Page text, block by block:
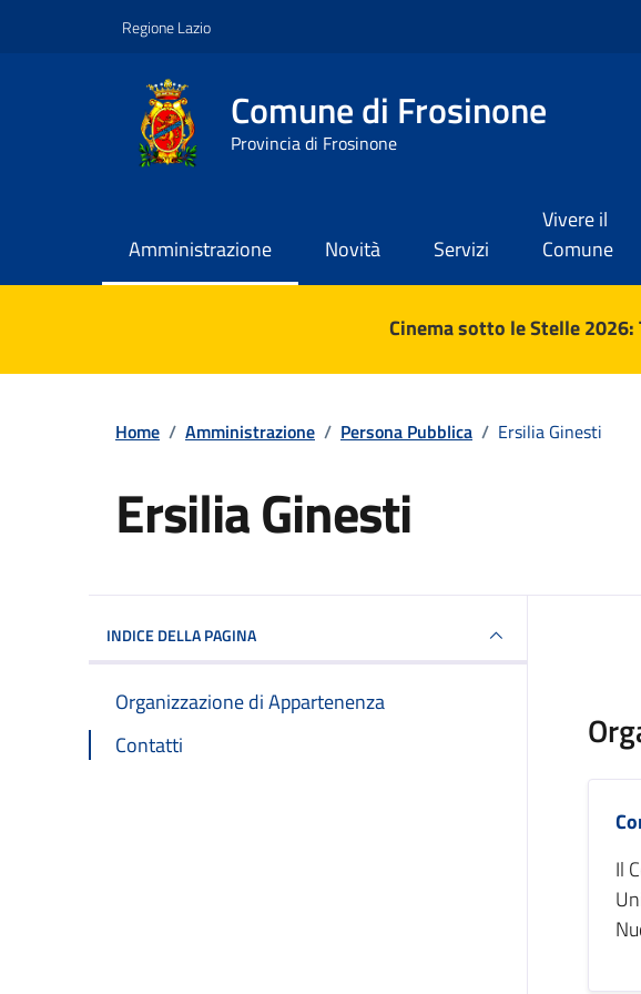
Regione Lazio
Comune di Frosinone
Provincia di Frosinone
Amministrazione Novità Servizi
Vivere il
Comune
Contenuti in evidenzaCinema sotto le Stelle
Home / Amministrazione / Persona Pubblica / Ersilia Ginesti
Ersilia Ginesti
INDICE DELLA PAGINA
Organizzazione di Appartenenza
Contatti
Il